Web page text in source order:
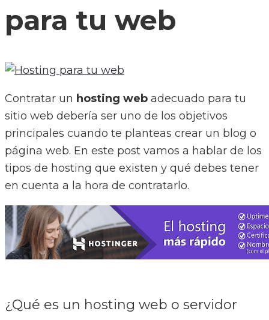
para tu web
Contratar un hosting web adecuado para tu
sitio web debería ser uno de los objetivos
principales cuando te planteas crear un blog o
página web. En este post vamos a hablar de los
tipos de hosting que existen y qué debes tener
en cuenta a la hora de contratarlo.
¿Qué es un hosting web o servidor